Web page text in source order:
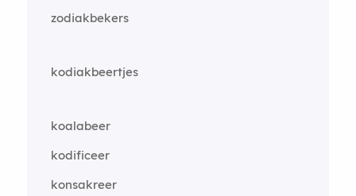
zodiakbekers
kodiakbeertjes
koalabeer
kodificeer
konsakreer